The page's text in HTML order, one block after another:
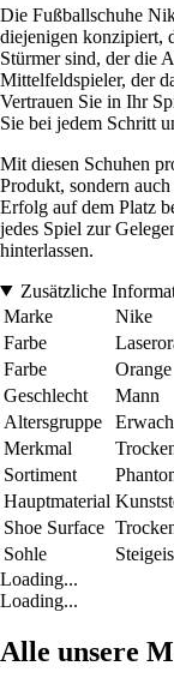
Die Fußballschuhe
diejenigen konzipiert,
Stürmer sind, der die
Mittelfeldspieler, der
Vertrauen Sie in Ihr
Sie bei jedem Schritt
Mit diesen Schuhen
Produkt, sondern
Erfolg auf dem Platz
jedes Spiel zur
hinterlassen.
Zusätzliche
Marke
Nike
Farbe
Farbe
Orange
Geschlecht
Mann
Altersgruppe
Merkmal
Sortiment
Hauptmaterial
Shoe Surface
Sohle
Loading...
Loading...
Alle unsere